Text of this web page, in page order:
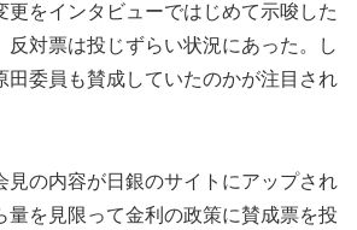
更をインタビューではじめて示唆した
反対票は投じずらい状況にあった。し
田委員も賛成していたのかが注目され
見の内容が日銀のサイトにアップされ
量を見限って金利の政策に賛成票を投